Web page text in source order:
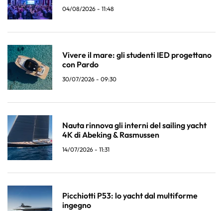
04/08/2026 - 11:48
Vivere il mare: gli studenti IED progettano
con Pardo
30/07/2026 - 09:30
Nauta rinnova gli interni del sailing yacht
4K di Abeking & Rasmussen
14/07/2026 - 11:31
Picchiotti P53: lo yacht dal multiforme
ingegno